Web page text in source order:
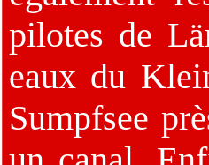
pilotes de
eaux du
Sumpfsee